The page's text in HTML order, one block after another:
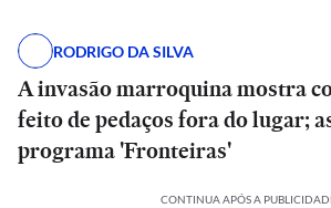
RODRIGO DA SILVA
A invasão marroquina mostra
feito de pedaços fora do lugar;
programa 'Fronteiras'
CONTINUA APÓS A